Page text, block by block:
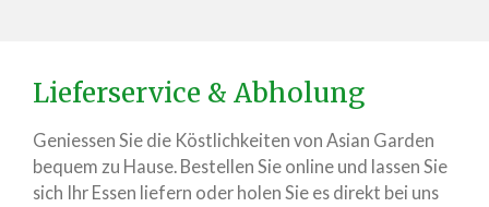
Lieferservice & Abholung
Geniessen Sie die Köstlichkeiten von Asian Garden
bequem zu Hause. Bestellen Sie online und lassen Sie
sich Ihr Essen liefern oder holen Sie es direkt bei uns